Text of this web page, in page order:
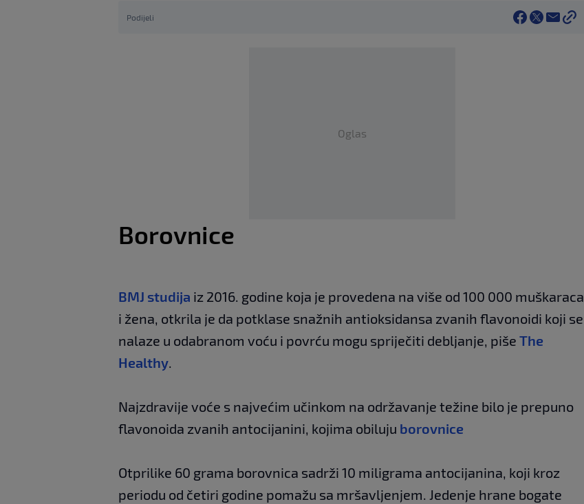
Podijeli
Oglas
Borovnice
BMJ studija iz 2016. godine koja je provedena na više od 100 000 muškaraca
i žena, otkrila je da potklase snažnih antioksidansa zvanih flavonoidi koji se
nalaze u odabranom voću i povrću mogu spriječiti debljanje, piše The
Healthy.
Najzdravije voće s najvećim učinkom na održavanje težine bilo je prepuno
flavonoida zvanih antocijanini, kojima obiluju borovnice
Otprilike 60 grama borovnica sadrži 10 miligrama antocijanina, koji kroz
periodu od četiri godine pomažu sa mršavljenjem. Jedenje hrane bogate